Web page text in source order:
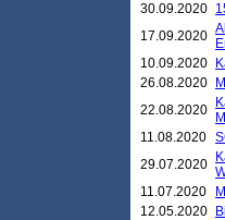
30.09.2020
17.09.2020
10.09.2020
26.08.2020
22.08.2020
11.08.2020
29.07.2020
11.07.2020
12.05.2020